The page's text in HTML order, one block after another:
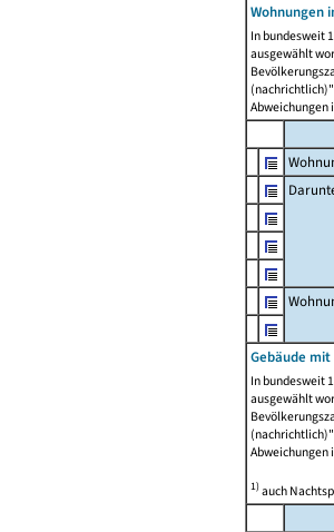
Wohnungen
In bundesweit
ausgewählt
Abweichungen
Gebäude
In bundesweit
ausgewählt
Abweichungen
1)auch